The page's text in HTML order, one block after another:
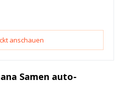
anschauen
Samen auto-